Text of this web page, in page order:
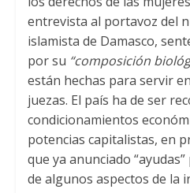
entrevista al portavoz del
islamista de Damasco,
por su “composición
están hechas para servir
juezas. El país ha de ser
condicionamientos
potencias capitalistas, en
que ya anunciado
de algunos aspectos de la